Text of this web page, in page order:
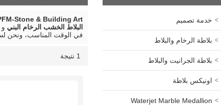
خدمة تصميم
بلاطة الرخام والبلاط
بلاطة الجرانيت والبلاط
اونيكس بلاطة
Waterjet Marble Medallion
Stone & Building Art
البلاط الخشب الرخام البني و
في الوقت المناسب، ونحن
1 نتيجة قائمة